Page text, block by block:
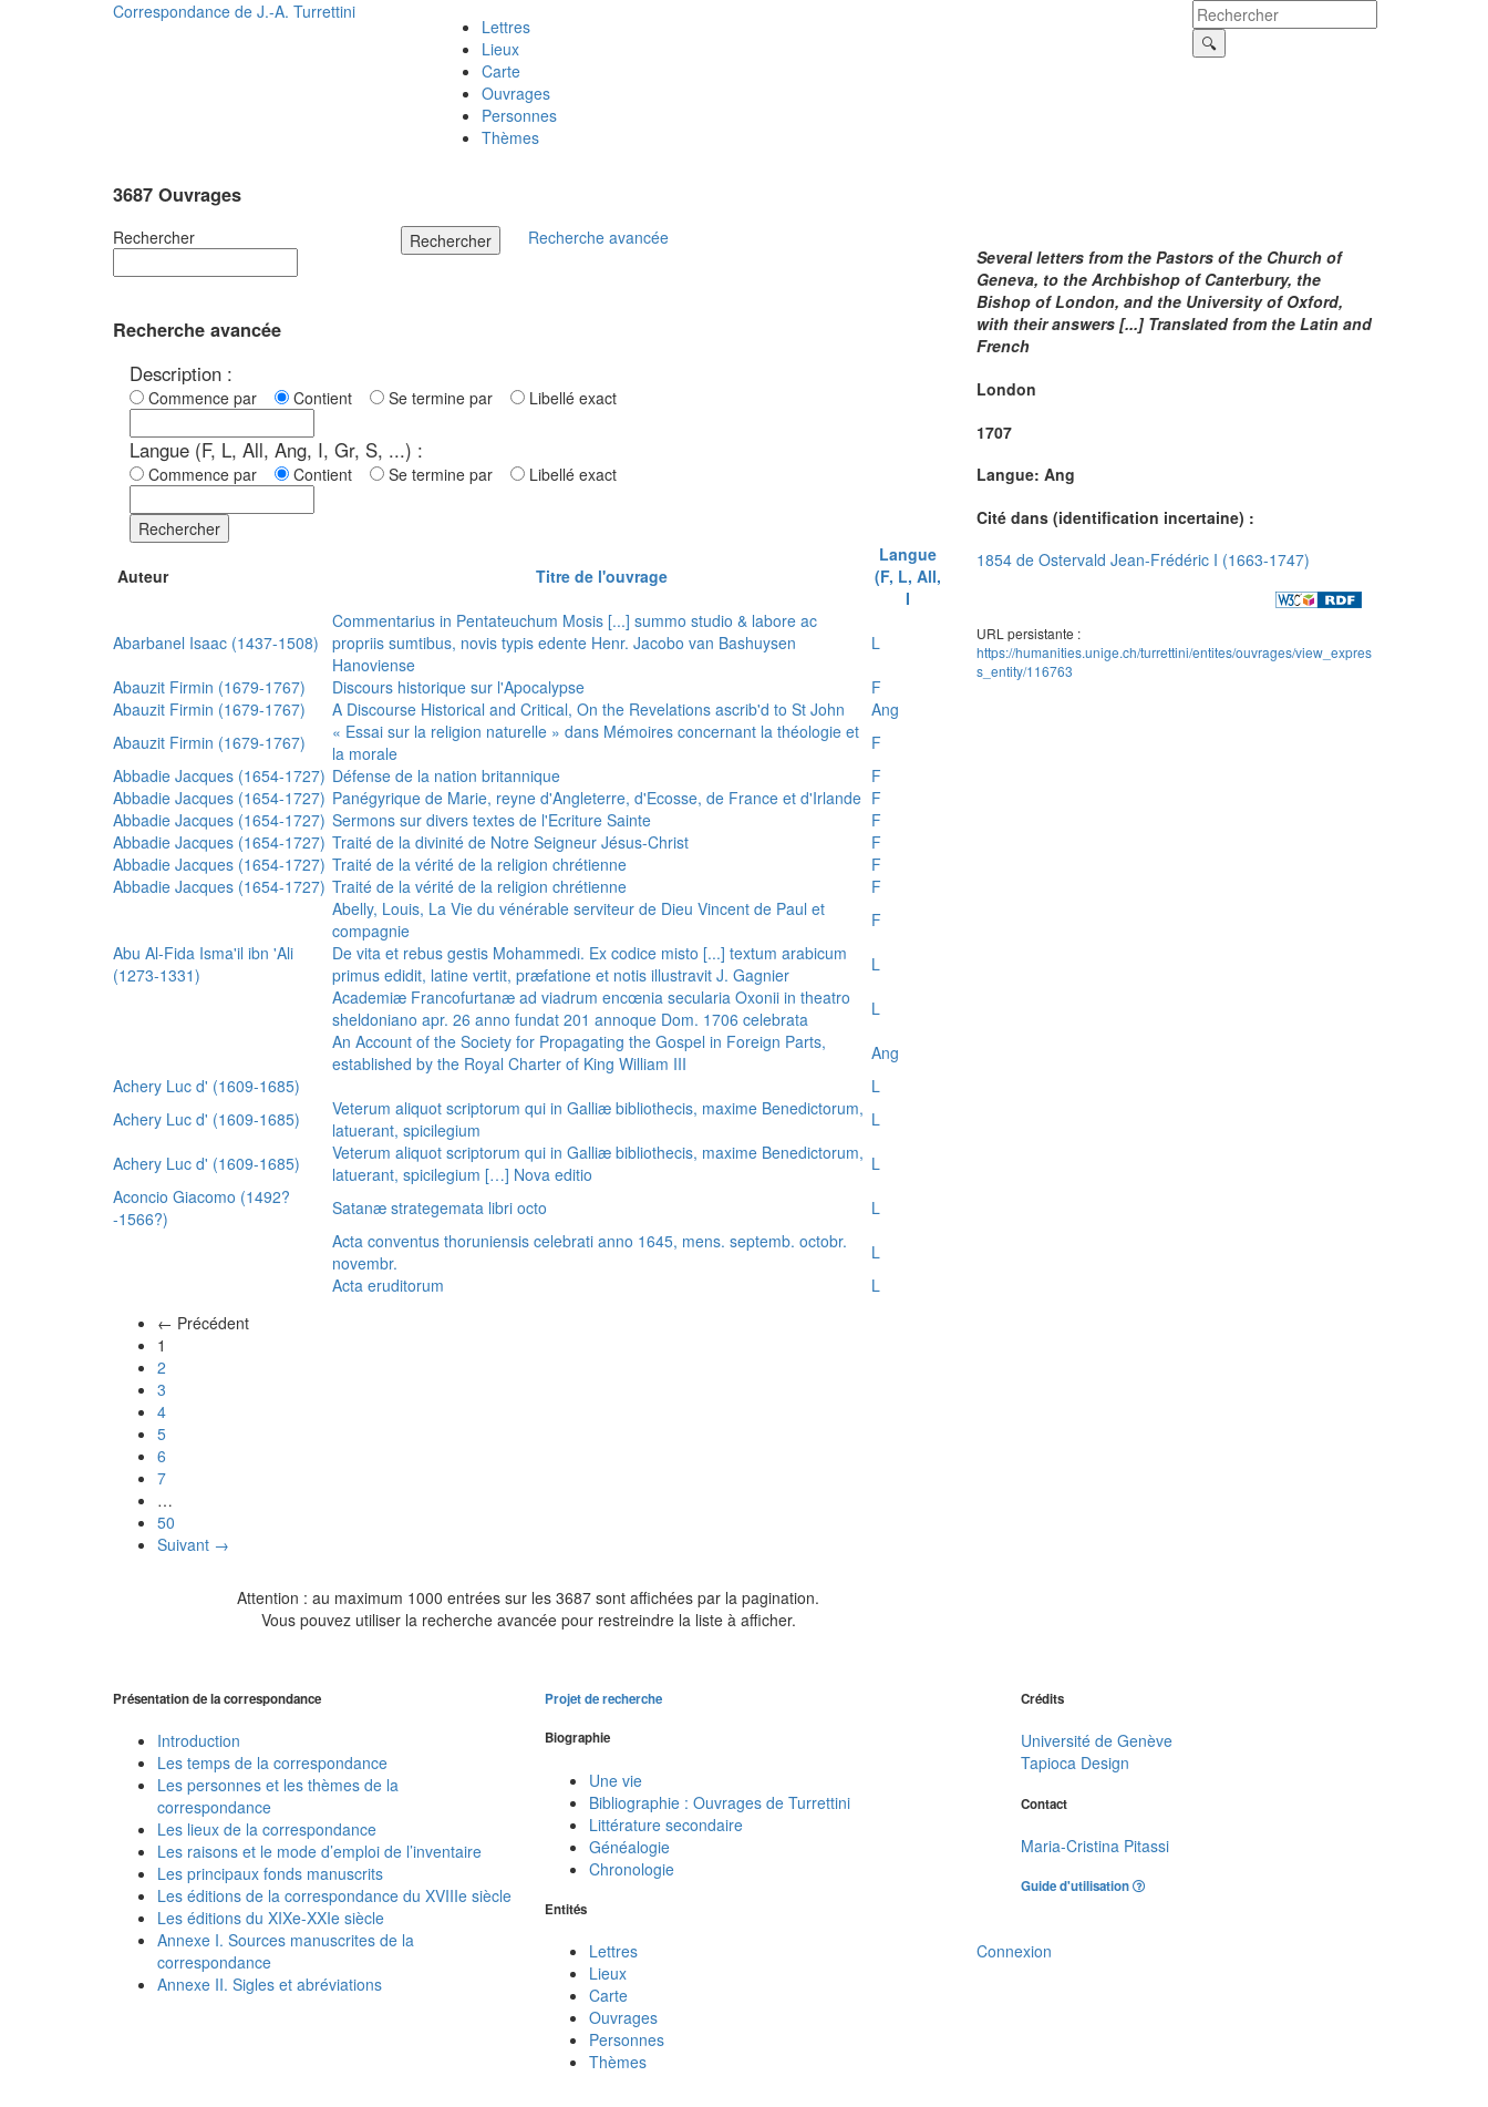
Correspondance de J.-A. Turrettini
Lettres
Lieux
Carte
Ouvrages
Personnes
Thèmes
3687 Ouvrages
Rechercher Rechercher Recherche avancée
Recherche avancée
Description :
Commence par Contient Se termine par Libellé exact
Langue (F, L, All, Ang, I, Gr, S, ...) :
Commence par Contient Se termine par Libellé exact
Rechercher
Auteur Titre de l'ouvrage
Langue
(F, L, All,
I
Abarbanel Isaac (1437-1508)
Commentarius in Pentateuchum Mosis [...] summo studio & labore ac
propriis sumtibus, novis typis edente Henr. Jacobo van Bashuysen
Hanoviense
L
Abauzit Firmin (1679-1767)
Discours historique sur l'Apocalypse
F
Abauzit Firmin (1679-1767)
A Discourse Historical and Critical, On the Revelations ascrib'd to St John
Ang
Abauzit Firmin (1679-1767)
« Essai sur la religion naturelle » dans Mémoires concernant la théologie et
la morale
F
Abbadie Jacques (1654-1727) Défense de la nation britannique
F
Abbadie Jacques (1654-1727) Panégyrique de Marie, reyne d'Angleterre, d'Ecosse, de France et d'Irlande F
Abbadie Jacques (1654-1727) Sermons sur divers textes de l'Ecriture Sainte
F
Abbadie Jacques (1654-1727) Traité de la divinité de Notre Seigneur Jésus-Christ
F
Abbadie Jacques (1654-1727) Traité de la vérité de la religion chrétienne
F
Abbadie Jacques (1654-1727) Traité de la vérité de la religion chrétienne
F
Abelly, Louis, La Vie du vénérable serviteur de Dieu Vincent de Paul et
compagnie
F
Abu Al-Fida Isma'il ibn 'Ali
(1273-1331)
De vita et rebus gestis Mohammedi. Ex codice misto [...] textum arabicum
primus edidit, latine vertit, præfatione et notis illustravit J. Gagnier
L
Academiæ Francofurtanæ ad viadrum encœnia secularia Oxonii in theatro
sheldoniano apr. 26 anno fundat 201 annoque Dom. 1706 celebrata
L
An Account of the Society for Propagating the Gospel in Foreign Parts,
established by the Royal Charter of King William III
Ang
Achery Luc d' (1609-1685)
L
Achery Luc d' (1609-1685)
Veterum aliquot scriptorum qui in Galliæ bibliothecis, maxime Benedictorum,
latuerant, spicilegium
L
Achery Luc d' (1609-1685)
Veterum aliquot scriptorum qui in Galliæ bibliothecis, maxime Benedictorum,
latuerant, spicilegium […] Nova editio
L
Aconcio Giacomo (1492?
-1566?)
Satanæ strategemata libri octo
L
Acta conventus thoruniensis celebrati anno 1645, mens. septemb. octobr.
novembr.
L
Acta eruditorum
L
← Précédent
1
2
3
4
5
6
7
…
50
Suivant →
Attention : au maximum 1000 entrées sur les 3687 sont affichées par la pagination.
Vous pouvez utiliser la recherche avancée pour restreindre la liste à afficher.
Several letters from the Pastors of the Church of
Geneva, to the Archbishop of Canterbury, the
Bishop of London, and the University of Oxford,
with their answers [...] Translated from the Latin and
French
London
1707
Langue: Ang
Cité dans (identification incertaine) :
1854 de Ostervald Jean-Frédéric I (1663-1747)
URL persistante :
https://humanities.unige.ch/turrettini/entites/ouvrages/view_expres
s_entity/116763
Présentation de la correspondance
Introduction
Les temps de la correspondance
Les personnes et les thèmes de la
correspondance
Les lieux de la correspondance
Les raisons et le mode d’emploi de l’inventaire
Les principaux fonds manuscrits
Les éditions de la correspondance du XVIIIe siècle
Les éditions du XIXe-XXIe siècle
Annexe I. Sources manuscrites de la
correspondance
Annexe II. Sigles et abréviations
Projet de recherche
Biographie
Une vie
Bibliographie : Ouvrages de Turrettini
Littérature secondaire
Généalogie
Chronologie
Entités
Lettres
Lieux
Carte
Ouvrages
Personnes
Thèmes
Crédits
Université de Genève
Tapioca Design
Contact
Maria-Cristina Pitassi
Guide d'utilisation
Connexion